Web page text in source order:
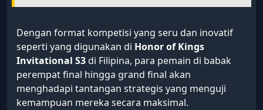
Dengan format kompetisi yang seru dan inovatif
seperti yang digunakan di Honor of Kings
Invitational S3di Filipina, para pemain di babak
perempat final hingga grand final akan
menghadapi tantangan strategis yang menguji
kemampuan mereka secara maksimal.